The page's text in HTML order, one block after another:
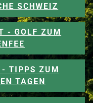
SCHWEIZ
- GOLF ZUM
- TIPPS ZUM
TAGEN